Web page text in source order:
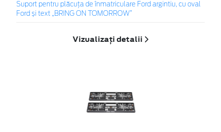
Suport pentru plăcuța de înmatriculare Ford argintiu, cu oval
Ford și text „BRING ON TOMORROW”
Vizualizați detalii